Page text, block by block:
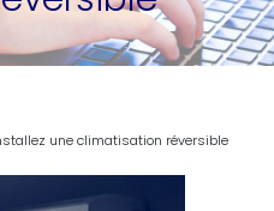
une climatisation réversible